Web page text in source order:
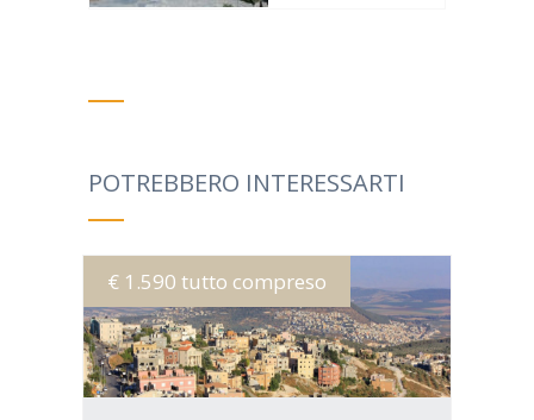
POTREBBERO INTERESSARTI
€ 1.590 tutto compreso
MORE INFO